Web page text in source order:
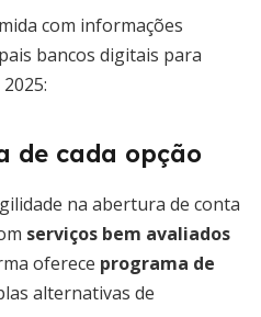
com informações
bancos digitais para
de cada opção
na abertura de conta
serviços bem avaliados
oferece programa de
alternativas de